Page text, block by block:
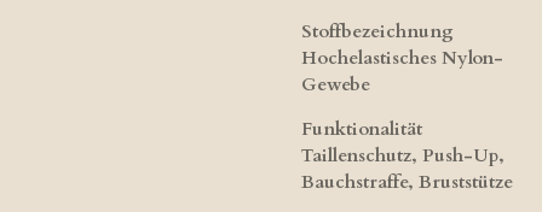
Stoffbezeichnung
Hochelastisches Nylon-
Gewebe
Funktionalität
Taillenschutz, Push-Up,
Bauchstraffe, Bruststütze